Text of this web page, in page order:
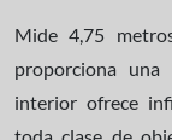
Mide 4,75
proporciona una
interior ofrece